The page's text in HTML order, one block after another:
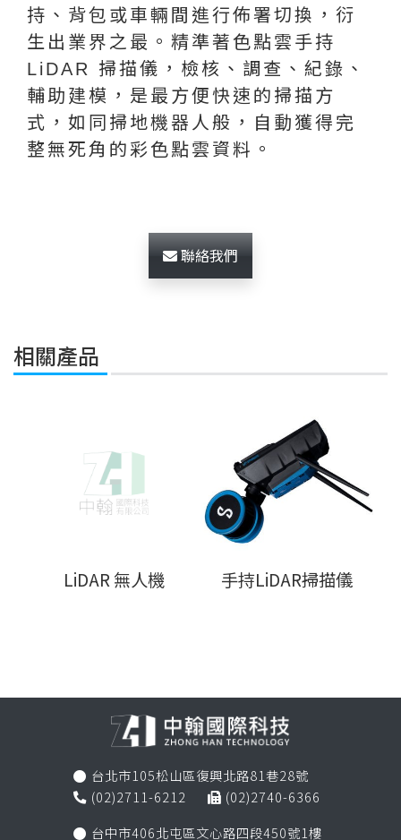
持、背包或車輛間進行佈署切換，衍
生出業界之最。精準著色點雲手持
LiDAR 掃描儀，檢核、調查、紀錄、
輔助建模，是最方便快速的掃描方
式，如同掃地機器人般，自動獲得完
整無死角的彩色點雲資料。
聯絡我們
相關產品
LiDAR 無人機 手持LiDAR掃描儀
 台北市105松山區復興北路81巷28號
 (02)2711-6212  (02)2740-6366
 台中市406北屯區文心路四段450號1樓